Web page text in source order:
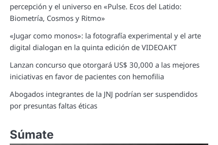
percepción y el universo en «Pulse. Ecos del Latido:
Biometría, Cosmos y Ritmo»
«Jugar como monos»: la fotografía experimental y el arte
digital dialogan en la quinta edición de VIDEOAKT
Lanzan concurso que otorgará US$ 30,000 a las mejores
iniciativas en favor de pacientes con hemofilia
Abogados integrantes de la JNJ podrían ser suspendidos
por presuntas faltas éticas
Súmate